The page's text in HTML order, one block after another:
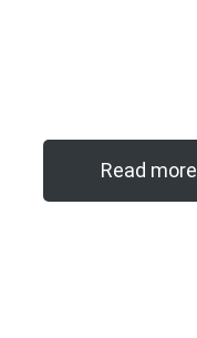
Read more